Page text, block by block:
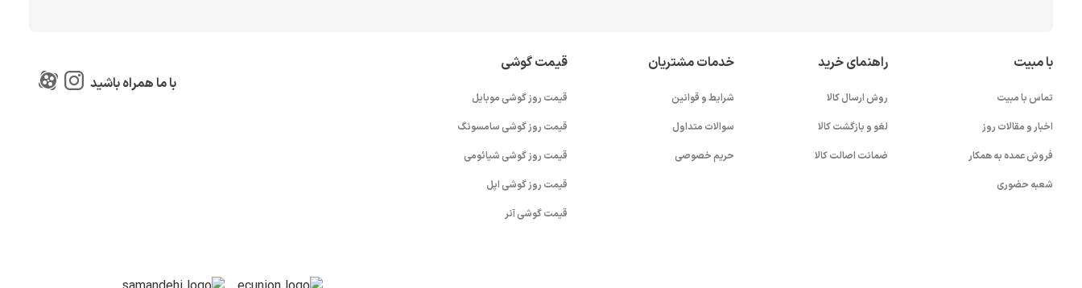
با مبیت
تماس با مبیت
اخبار و مقالات روز
فروش عمده به همکار
شعبه حضوری
راهنمای خرید
روش ارسال کالا
لغو و بازگشت کالا
ضمانت اصالت کالا
خدمات مشتریان
شرایط و قوانین
سوالات متداول
حریم خصوصی
قیمت گوشی
قیمت روز گوشی موبایل
قیمت روز گوشی سامسونگ
قیمت روز گوشی شیائومی
قیمت روز گوشی اپل
قیمت گوشی آنر
با ما همراه باشید